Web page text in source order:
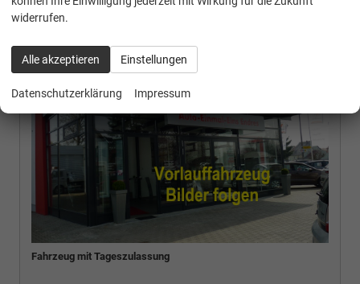
Fahrzeug mit Tageszulassung
widerrufen.
Alle akzeptieren Einstellungen
Datenschutzerklärung Impressum